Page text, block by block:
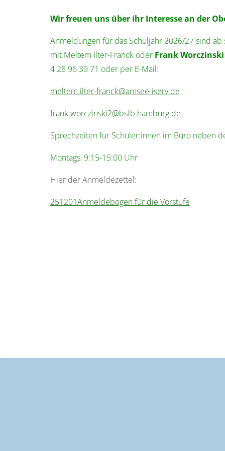
Wir freuen uns über ihr Interesse an der
Anmeldungen für das Schuljahr 2026/27 sind
mit Meltem Ilter-Franck oder Frank Worczinski
4 28 96 39 71 oder per E-Mail:
meltem.ilter-franck@amsee-iserv.de
frank.worczinski2@bsfb.hamburg.de
Sprechzeiten für Schüler:innen im Büro neben
Montags, 9:15-15:00 Uhr
Hier der Anmeldezettel:
251201Anmeldebogen für die Vorstufe